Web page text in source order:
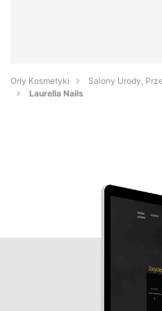
Orły Kosmetyki
Salony Urody,
Laurella Nails